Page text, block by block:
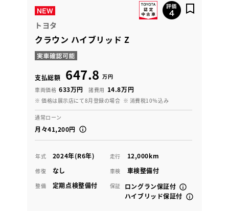
トヨタ
クラウン ハイブリッド Z
支払総額 647.8 万円
車両価格 633万円 諸費用 14.8万円
※ 価格は展示店にて8月登録の場合 ※ 消費税10％込み
通常ローン
月々41,200円
年式 2024年(R6年) 走行 12,000km
修復 なし 車検 車検整備付
整備 定期点検整備付 保証
ロングラン保証付
ハイブリッド保証付